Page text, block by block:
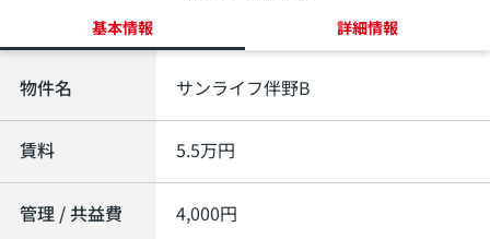
基本情報 詳細情報
物件名 サンライフ伴野B
賃料 5.5万円
管理 / 共益費 4,000円